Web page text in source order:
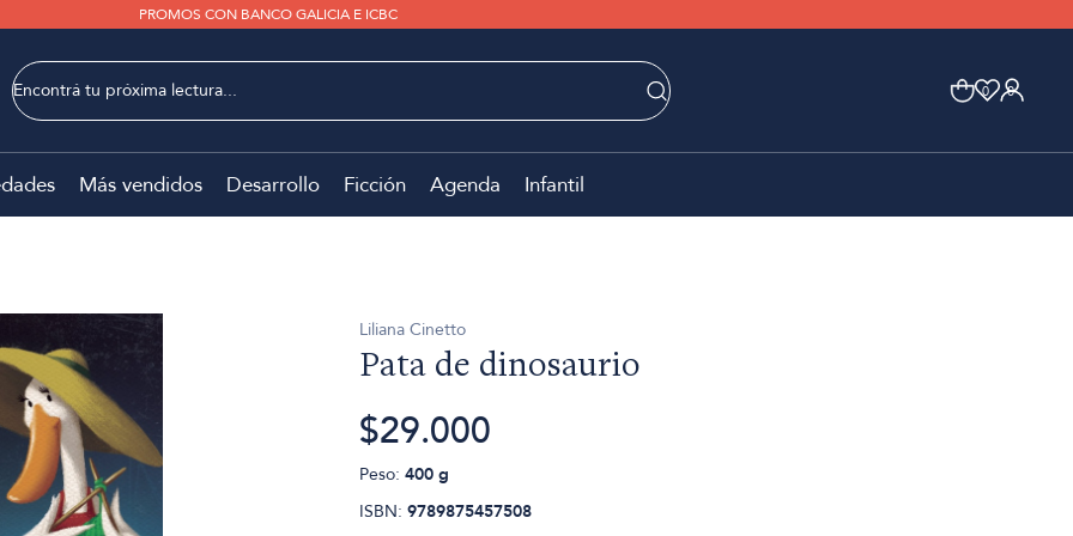
PROMOS CON BANCO GALICIA E ICBC
0 0
Más vendidos Desarrollo Ficción Agenda Infantil
Liliana Cinetto
Pata de dinosaurio
$29.000
Peso: 400 g
ISBN: 9789875457508